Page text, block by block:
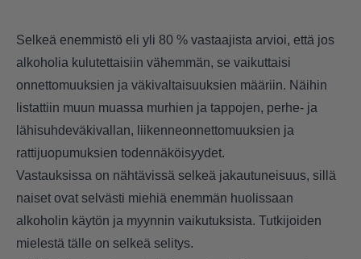
Selkeä enemmistö eli yli 80 % vastaajista arvioi, että jos
alkoholia kulutettaisiin vähemmän, se vaikuttaisi
onnettomuuksien ja väkivaltaisuuksien määriin. Näihin
listattiin muun muassa murhien ja tappojen, perhe- ja
lähisuhdeväkivallan, liikenneonnettomuuksien ja
rattijuopumuksien todennäköisyydet.
Vastauksissa on nähtävissä selkeä jakautuneisuus, sillä
naiset ovat selvästi miehiä enemmän huolissaan
alkoholin käytön ja myynnin vaikutuksista. Tutkijoiden
mielestä tälle on selkeä selitys.